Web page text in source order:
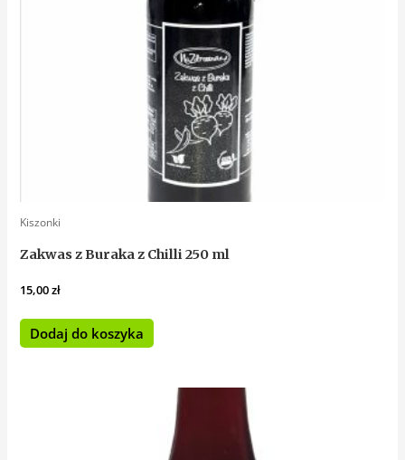
Kiszonki
Zakwas z Buraka z Chilli 250 ml
15,00zł
Dodaj do koszyka